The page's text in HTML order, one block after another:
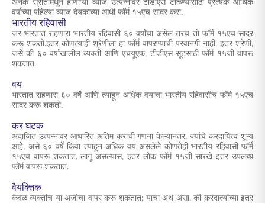
अनेक स्रोतांमधून होणाऱ्या व्याज उत्पन्नावर टीडीएस टाळण्यासाठी प्रत्येक आर्थिक
वर्षाच्या पहिल्या व्याज देयकाच्या आधी फॉर्म १५एच सादर करा.
भारतीय रहिवासी
जर भारतात राहणारा भारतीय रहिवासी ६० वर्षांचा असेल तरच तो फॉर्म १५एच सादर
करू शकतो.इतर कोणत्याही श्रेणीला हा फॉर्म वापरण्याची परवानगी नाही. इतर श्रेणी,
जसे की ६० वर्षाखालील व्यक्ती आणि एचयूएफ, टीडीएस सूटसाठी फॉर्म १५जी वापरू
शकतात.
वय
भारतात राहणारा ६० वर्षे आणि त्याहून अधिक वयाचा भारतीय रहिवासीच फॉर्म १५एच
सादर करू शकतो.
कर घटक
अंदाजित उत्पन्नावर आधारित अंतिम कराची गणना केल्यानंतर, ज्यांचे करदायित्व शून्य
आहे, असे ६० वर्षे किंवा त्याहून अधिक वय असलेले कोणतेही भारतीय रहिवासी फॉर्म
१५एच वापरू शकतात. लागू असल्यास, इतर लोक फॉर्म १५जी सारखे इतर उपलब्ध
फॉर्म वापरू शकतात.
वैयक्तिक
केवळ व्यक्तीच या अर्जाचा वापर करू शकतात; याचा अर्थ असा, की करदात्यांच्या इतर